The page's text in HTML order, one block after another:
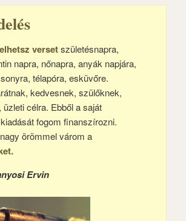
versetszületésnapra,
napra, nőnapra, anyák napjára,
télapóra, esküvőre.
kedvesnek, szülőknek,
célra. Ebből a saját
fogom finanszírozni.
örömmel várom a
Ervin